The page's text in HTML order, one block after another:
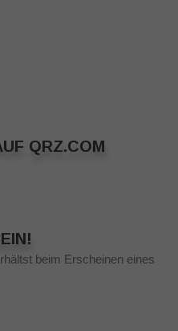
QRZ.COM
beim Erscheinen eines